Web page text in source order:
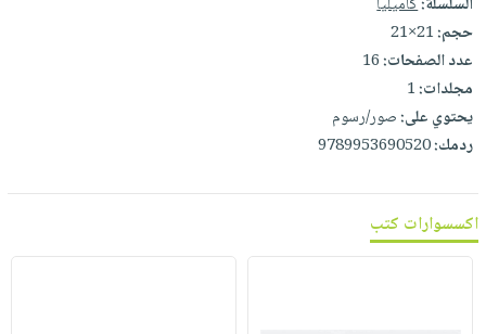
كتابك
تواصل
معنا
السلسلة:كاميليا
حجم:21×21
عدد الصفحات:16
مجلدات:1
يحتوي على:صور/رسوم
ردمك:9789953690520
اكسسوارات كتب